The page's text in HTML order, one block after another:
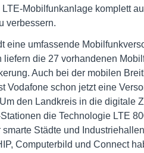
Mobilfunkanlage komplett
verbessern.
eine umfassende
die 27 vorhandenen
Auch bei der mobilen
Vodafone schon jetzt eine
den Landkreis in die digitale
die Technologie LTE
Städte und
Computerbild und Connect